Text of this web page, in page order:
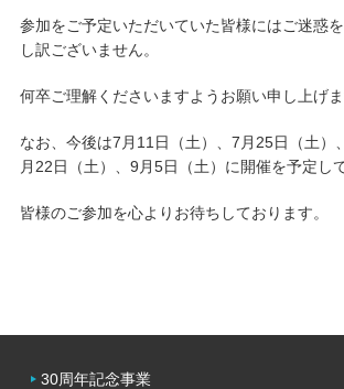
参加をご予定いただいていた皆様にはご迷惑
し訳ございません。
何卒ご理解くださいますようお願い申し上げま
なお、今後は7月11日（土）、7月25日（土）
月22日（土）、9月5日（土）に開催を予定し
皆様のご参加を心よりお待ちしております。
30周年記念事業